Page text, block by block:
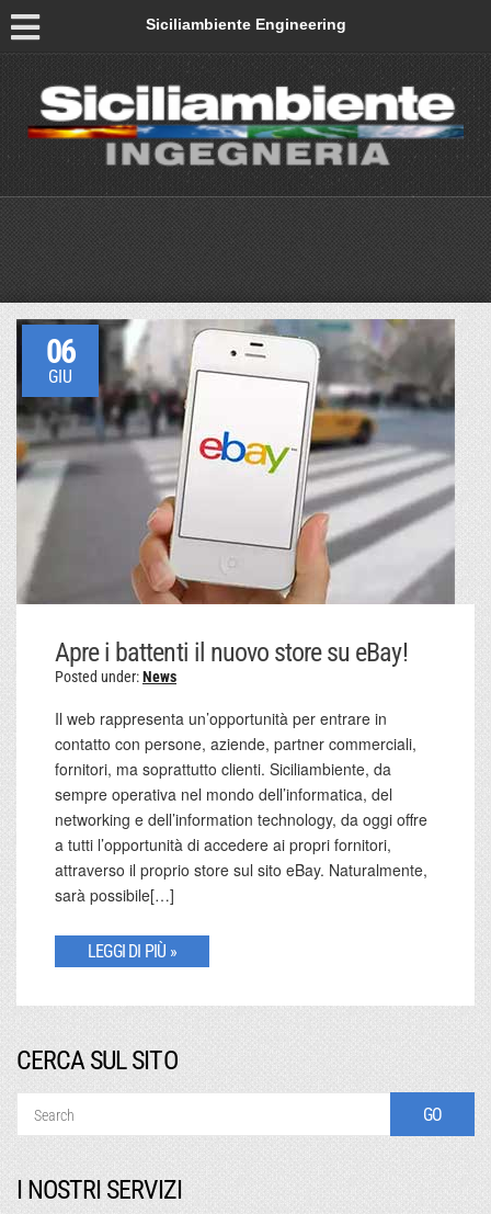
Siciliambiente Engineering
06
GIU
Apre i battenti il nuovo store su eBay!
Posted under:News
Il web rappresenta un’opportunità per entrare in
contatto con persone, aziende, partner commerciali,
fornitori, ma soprattutto clienti. Siciliambiente, da
sempre operativa nel mondo dell’informatica, del
networking e dell’information technology, da oggi offre
a tutti l’opportunità di accedere ai propri fornitori,
attraverso il proprio store sul sito eBay. Naturalmente,
sarà possibile[…]
LEGGI DI PIÙ »
CERCA SUL SITO
I NOSTRI SERVIZI